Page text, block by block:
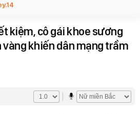
kiệm, cô gái khoe sương
khiến dân mạng trầm